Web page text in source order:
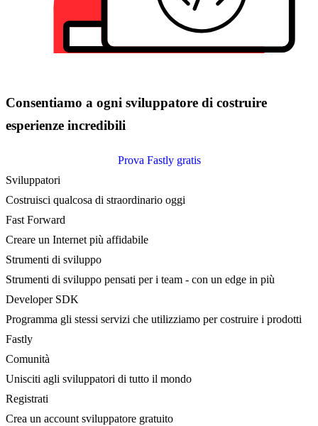
Consentiamo a ogni sviluppatore di costruire
esperienze incredibili
Prova Fastly gratis
Sviluppatori
Costruisci qualcosa di straordinario oggi
Fast Forward
Creare un Internet più affidabile
Strumenti di sviluppo
Strumenti di sviluppo pensati per i team - con un edge in più
Developer SDK
Programma gli stessi servizi che utilizziamo per costruire i prodotti
Fastly
Comunità
Unisciti agli sviluppatori di tutto il mondo
Registrati
Crea un account sviluppatore gratuito